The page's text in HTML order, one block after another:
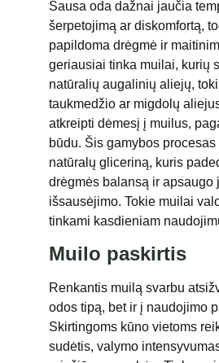
Sausa oda dažnai jaučia
šerpetojimą ar diskomfortą,
papildoma drėgmė ir
geriausiai tinka muilai, kurių
natūralių augalinių aliejų,
taukmedžio ar migdolų
atkreipti dėmesį į muilus,
būdu. Šis gamybos
natūralų gliceriną, kuris
drėgmės balansą ir apsaugo
išsausėjimo. Tokie muilai
tinkami kasdieniam
Muilo paskirtis
Renkantis muilą svarbu
odos tipą, bet ir į naudojimo
Skirtingoms kūno vietoms
sudėtis, valymo